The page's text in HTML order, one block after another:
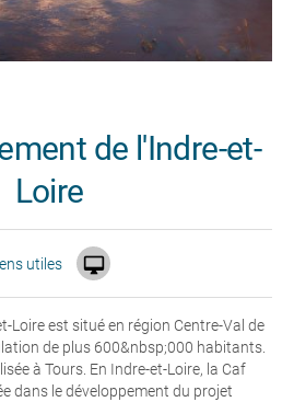
de l'Indre-et-
Loire
utiles 
Loire est situé en région Centre-Val de
de plus 600&nbsp;000 habitants.
à Tours. En Indre-et-Loire, la Caf
dans le développement du projet